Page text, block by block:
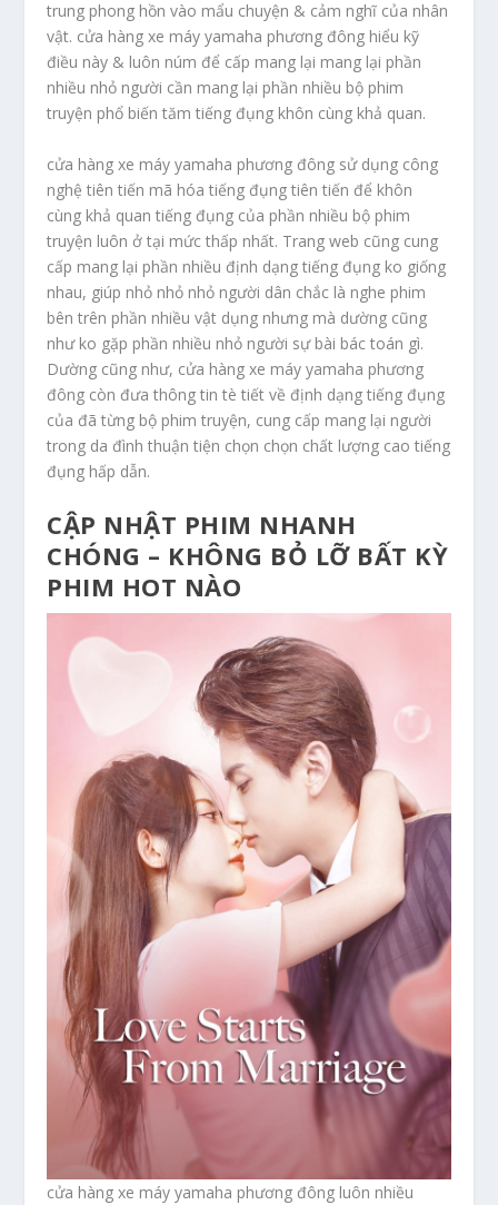
trung phong hồn vào mẩu chuyện & cảm nghĩ của nhân
vật. cửa hàng xe máy yamaha phương đông hiểu kỹ
điều này & luôn núm để cấp mang lại mang lại phần
nhiều nhỏ người cần mang lại phần nhiều bộ phim
truyện phổ biến tăm tiếng đụng khôn cùng khả quan.
cửa hàng xe máy yamaha phương đông sử dụng công
nghệ tiên tiến mã hóa tiếng đụng tiên tiến để khôn
cùng khả quan tiếng đụng của phần nhiều bộ phim
truyện luôn ở tại mức thấp nhất. Trang web cũng cung
cấp mang lại phần nhiều định dạng tiếng đụng ko giống
nhau, giúp nhỏ nhỏ nhỏ người dân chắc là nghe phim
bên trên phần nhiều vật dụng nhưng mà dường cũng
như ko gặp phần nhiều nhỏ người sự bài bác toán gì.
Dường cũng như, cửa hàng xe máy yamaha phương
đông còn đưa thông tin tè tiết về định dạng tiếng đụng
của đã từng bộ phim truyện, cung cấp mang lại người
trong da đình thuận tiện chọn chọn chất lượng cao tiếng
đụng hấp dẫn.
CẬP NHẬT PHIM NHANH
CHÓNG – KHÔNG BỎ LỠ BẤT KỲ
PHIM HOT NÀO
cửa hàng xe máy yamaha phương đông luôn nhiều